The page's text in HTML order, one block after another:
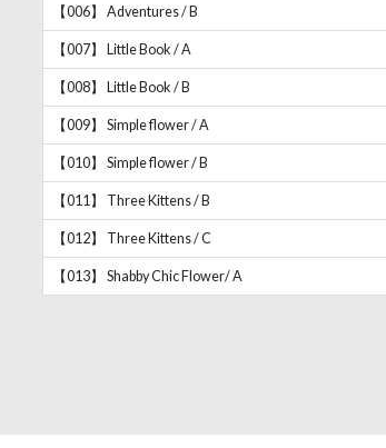
【006】 Adventures / B
【007】 Little Book / A
【008】 Little Book / B
【009】 Simple flower / A
【010】 Simple flower / B
【011】 Three Kittens / B
【012】 Three Kittens / C
【013】 Shabby Chic Flower/ A